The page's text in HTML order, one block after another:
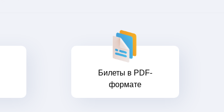
Билеты в PDF-
формате